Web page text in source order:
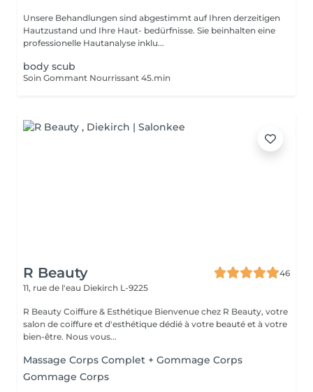
Unsere Behandlungen sind abgestimmt auf Ihren derzeitigen
Hautzustand und Ihre Haut- bedürfnisse. Sie beinhalten eine
professionelle Hautanalyse inklu...
body scub
Soin Gommant Nourrissant 45.min
R Beauty
46
11, rue de l'eau Diekirch L-9225
R Beauty Coiffure & Esthétique Bienvenue chez R Beauty, votre
salon de coiffure et d'esthétique dédié à votre beauté et à votre
bien-être. Nous vous...
Massage Corps Complet + Gommage Corps
Gommage Corps